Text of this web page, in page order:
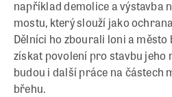
například demolice a výstavba
mostu, který slouží jako
Dělníci ho zbourali loni a město
získat povolení pro stavbu jeho
budou i další práce na částech
břehu.